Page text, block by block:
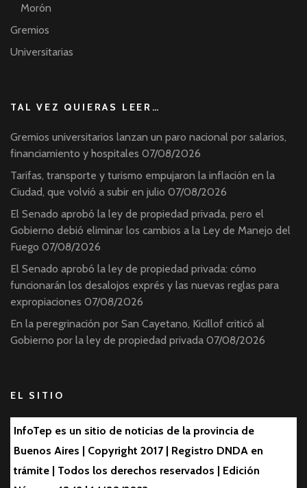
Morón
Gremios
Universitarias
TAL VEZ QUIERAS LEER…
Gremios universitarios lanzan un paro nacional por salarios,
financiamiento y hospitales 07/08/2026
Tarifas, transporte y turismo empujaron la inflación en la
Ciudad, que volvió a subir en julio 07/08/2026
El Senado aprobó la ley de propiedad privada, pero el
Gobierno debió eliminar los cambios a la Ley de Manejo del
Fuego 07/08/2026
El Senado aprobó la ley de propiedad privada: cómo
funcionarán los desalojos exprés y las nuevas reglas para
expropiaciones 07/08/2026
En la peregrinación por San Cayetano, Kicillof criticó al
Gobierno por la ley de propiedad privada 07/08/2026
EL SITIO
InfoTep es un sitio de noticias de la provincia de
Buenos Aires | Copyright 2017 | Registro DNDA en
trámite | Todos los derechos reservados | Edición